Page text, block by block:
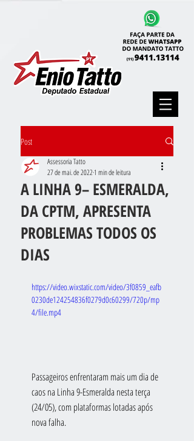
Post
A LINHA 9– ESMERALDA,
DA CPTM, APRESENTA
PROBLEMAS TODOS OS
DIAS
Assessoria Tatto
27 de mai. de 20221 min de leitura
https://video.wixstatic.com/video/3f0859_eafb
0230de124254836f0279d0c60299/720p/mp
4/file.mp4
Passageiros enfrentaram mais um dia de
caos na Linha 9-Esmeralda nesta terça
(24/05), com plataformas lotadas após
nova falha.